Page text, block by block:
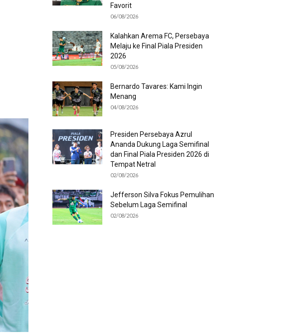
Favorit
06/08/2026
Kalahkan Arema FC, Persebaya
Melaju ke Final Piala Presiden
2026
05/08/2026
Bernardo Tavares: Kami Ingin
Menang
04/08/2026
Presiden Persebaya Azrul
Ananda Dukung Laga Semifinal
dan Final Piala Presiden 2026 di
Tempat Netral
02/08/2026
Jefferson Silva Fokus Pemulihan
Sebelum Laga Semifinal
02/08/2026